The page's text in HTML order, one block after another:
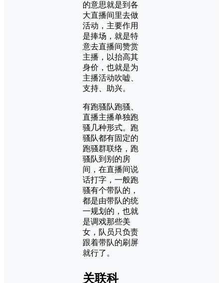
的意思就是到各
大直播间里去做
活动，主要作用
是捧场，就是特
意去直播间赞赏
主播，以抬高其
身价，也就是为
主播活动吹嘘、
支持、助兴。
有跑骚队跑骚、
直播主播单独跑
骚几种形式。跑
骚队都有固定的
跑骚群联络，跑
骚队到别的房
间，在直播间说
话打字，一般跑
骚有个带队的，
都是由带队的统
一规划的，也就
是调戏那些美
女，队员只负责
跟着带队的刷屏
就行了。
关联科